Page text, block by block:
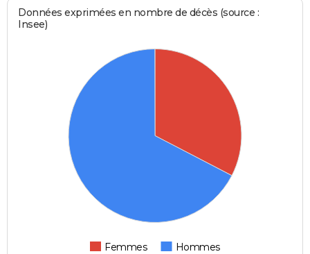
Données exprimées en nombre de décès (source :
Insee)
Femmes Hommes